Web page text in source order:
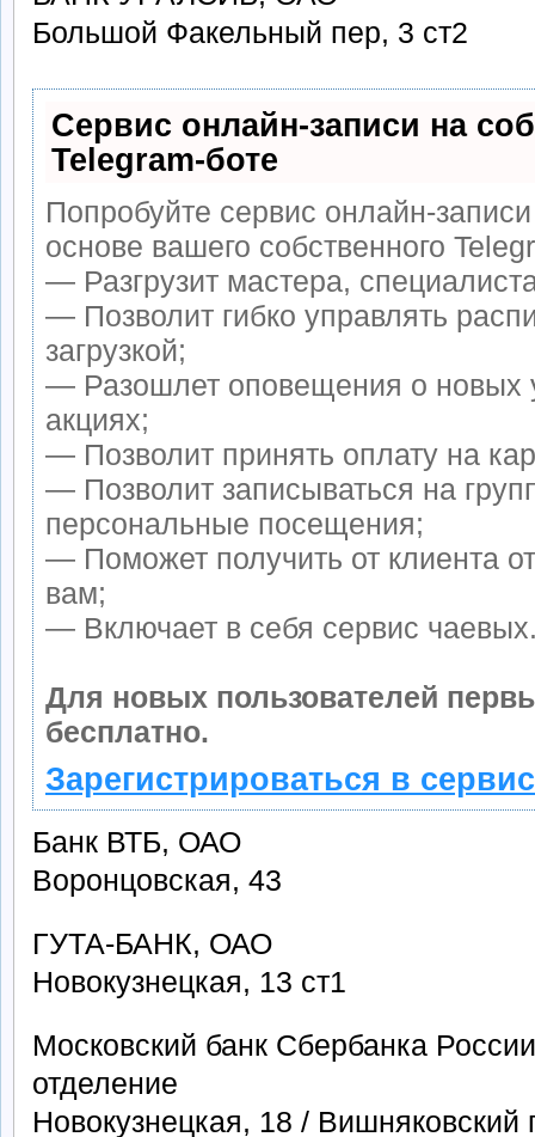
Большой Факельный пер, 3 ст2
Сервис онлайн-записи на
Telegram-боте
Попробуйте сервис онлайн-
основе вашего собственного
— Разгрузит мастера,
— Позволит гибко управлять
загрузкой;
— Разошлет оповещения о новых
акциях;
— Позволит принять оплату на
— Позволит записываться на
персональные посещения;
— Поможет получить от клиента
вам;
— Включает в себя сервис
Для новых пользователей
бесплатно.
Зарегистрироваться в
Банк ВТБ, ОАО
Воронцовская, 43
ГУТА-БАНК, ОАО
Новокузнецкая, 13 ст1
Московский банк Сбербанка
отделение
Новокузнецкая, 18 / Вишняковский